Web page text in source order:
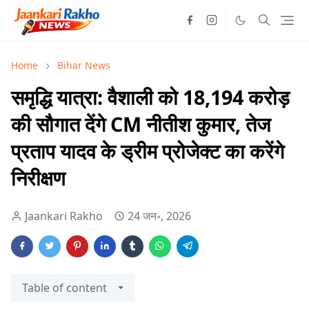
Home Bihar News
समृद्धि यात्रा: वैशाली को 18,194 करोड़
की सौगात देंगे CM नीतीश कुमार, तेज
प्रताप यादव के ड्रीम प्रोजेक्ट का करेंगे
निरीक्षण
Jaankari Rakho 24 जन॰, 2026
Table of content